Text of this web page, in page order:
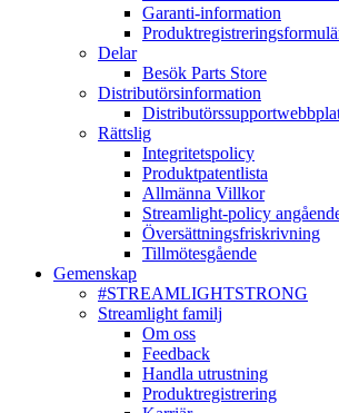
Garanti-information
Delar
Besök Parts Store
Distributörsinformation
Rättslig
Integritetspolicy
Produktpatentlista
Allmänna Villkor
Streamlight-policy
Översättningsfriskrivning
Tillmötesgående
Gemenskap
#STREAMLIGHTSTRONG
Streamlight familj
Om oss
Feedback
Handla utrustning
Produktregistrering